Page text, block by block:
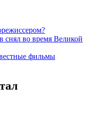
во время Великой
фильмы